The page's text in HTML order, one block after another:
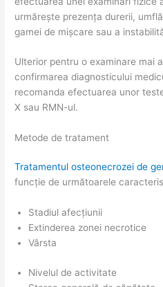
urmărește prezența durerii,
gamei de mișcare sau a
Ulterior pentru o examinare mai
confirmarea diagnosticului
recomanda efectuarea unor
X sau RMN-ul.
Metode de tratament
Tratamentul osteonecrozei de
funcție de următoarele
Stadiul afecțiunii
Extinderea zonei necrotice
Vârsta
Nivelul de activitate